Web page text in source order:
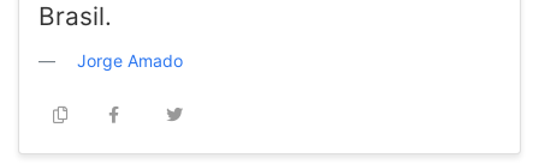
Brasil.
Jorge Amado